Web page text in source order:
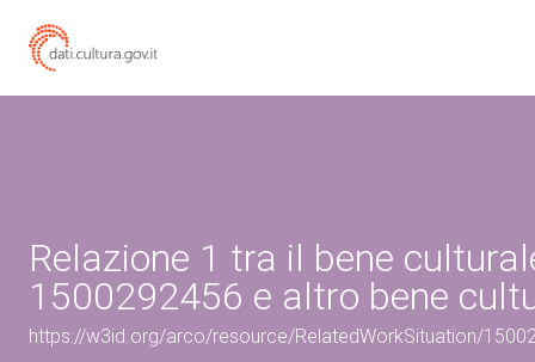
Relazione 1 tra il bene
1500292456 e altro bene
https://w3id.org/arco/resource/RelatedWorkSituation/